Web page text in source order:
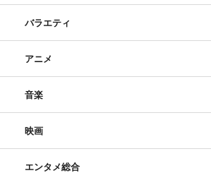
バラエティ
アニメ
音楽
映画
エンタメ総合